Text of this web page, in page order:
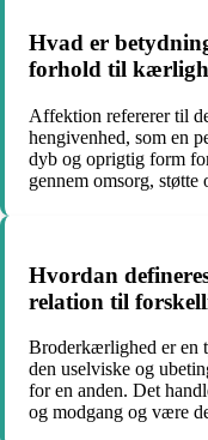
Hvad er
forhold til
Affektion refererer til
hengivenhed, som en
dyb og oprigtig form
gennem omsorg,
Hvordan
relation til
Broderkærlighed er en
den uselviske og
for en anden. Det
og modgang og være